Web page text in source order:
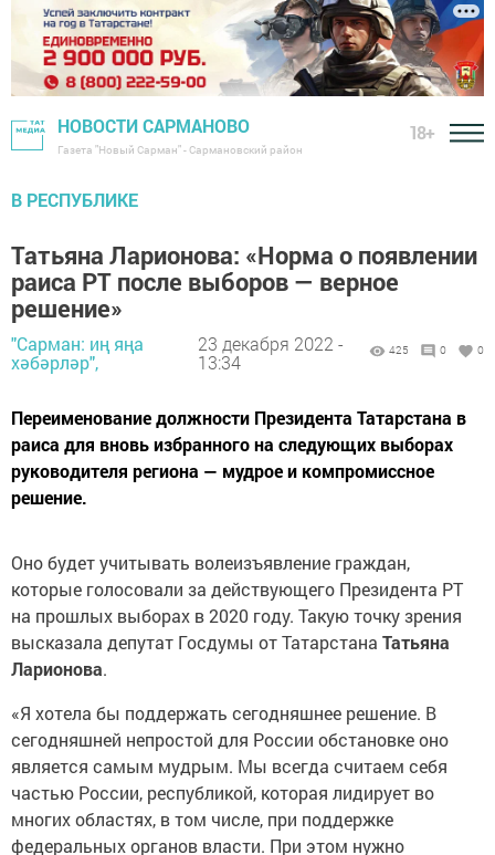
НОВОСТИ САРМАНОВО
Газета "Новый Сарман" - Сармановский район
18+
В РЕСПУБЛИКЕ
Татьяна Ларионова: «Норма о появлении
раиса РТ после выборов — верное
решение»
"Сарман: иң яңа
хәбәрләр",
23 декабря 2022 -
13:34
425 0 0
Переименование должности Президента Татарстана в
раиса для вновь избранного на следующих выборах
руководителя региона — мудрое и компромиссное
решение.
Оно будет учитывать волеизъявление граждан,
которые голосовали за действующего Президента РТ
на прошлых выборах в 2020 году. Такую точку зрения
высказала депутат Госдумы от Татарстана Татьяна
Ларионова.
«Я хотела бы поддержать сегодняшнее решение. В
сегодняшней непростой для России обстановке оно
является самым мудрым. Мы всегда считаем себя
частью России, республикой, которая лидирует во
многих областях, в том числе, при поддержке
федеральных органов власти. При этом нужно